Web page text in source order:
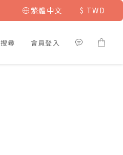
繁體中文 $ TWD
搜尋 會員登入